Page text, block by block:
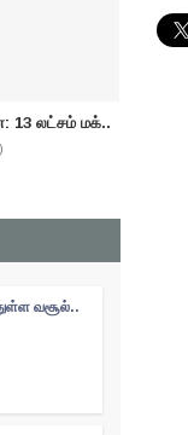
13 லட்சம் மக்..
வசூல்..